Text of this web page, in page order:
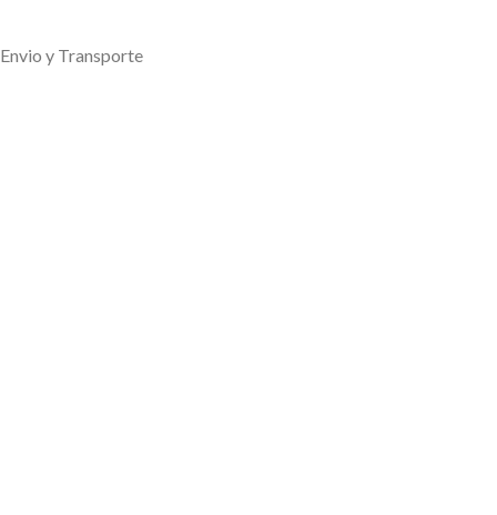
Envio y Transporte